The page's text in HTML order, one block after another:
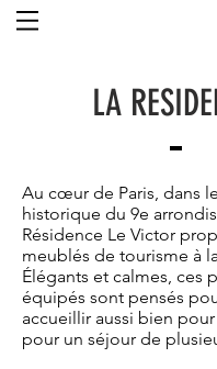
LA
Au cœur de Paris, dans
historique du 9e
Résidence Le Victor
meublés de tourisme à
Élégants et calmes, ces
équipés sont pensés
accueillir aussi bien
pour un séjour de